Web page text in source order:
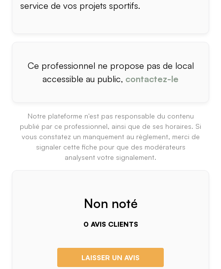
service de vos projets sportifs.
Ce professionnel ne propose pas de local
accessible au public, contactez-le
Notre plateforme n'est pas responsable du contenu
publié par ce professionnel, ainsi que de ses horaires. Si
vous constatez un manquement au règlement, merci de
signaler cette fiche pour que des modérateurs
analysent votre signalement.
Non noté
0 AVIS CLIENTS
LAISSER UN AVIS